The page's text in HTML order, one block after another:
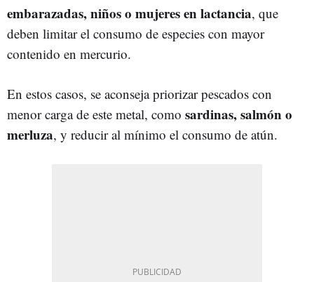
embarazadas, niños o mujeres en lactancia, que
deben limitar el consumo de especies con mayor
contenido en mercurio.
En estos casos, se aconseja priorizar pescados con
menor carga de este metal, como sardinas, salmón o
merluza, y reducir al mínimo el consumo de atún.